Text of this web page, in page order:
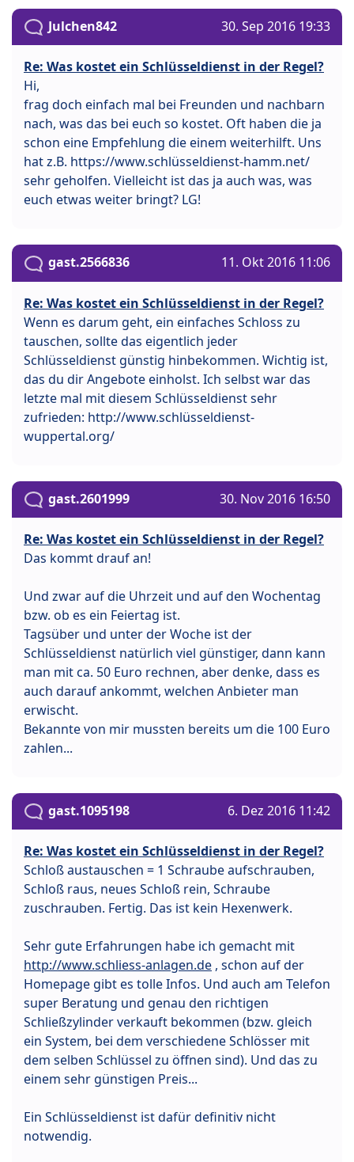
Julchen842 30. Sep 2016 19:33
Re: Was kostet ein Schlüsseldienst in der Regel?
Hi,
frag doch einfach mal bei Freunden und nachbarn
nach, was das bei euch so kostet. Oft haben die ja
schon eine Empfehlung die einem weiterhilft. Uns
hat z.B. https://www.schlüsseldienst-hamm.net/
sehr geholfen. Vielleicht ist das ja auch was, was
euch etwas weiter bringt? LG!
gast.2566836 11. Okt 2016 11:06
Re: Was kostet ein Schlüsseldienst in der Regel?
Wenn es darum geht, ein einfaches Schloss zu
tauschen, sollte das eigentlich jeder
Schlüsseldienst günstig hinbekommen. Wichtig ist,
das du dir Angebote einholst. Ich selbst war das
letzte mal mit diesem Schlüsseldienst sehr
zufrieden: http://www.schlüsseldienst-
wuppertal.org/
gast.2601999 30. Nov 2016 16:50
Re: Was kostet ein Schlüsseldienst in der Regel?
Das kommt drauf an!
Und zwar auf die Uhrzeit und auf den Wochentag
bzw. ob es ein Feiertag ist.
Tagsüber und unter der Woche ist der
Schlüsseldienst natürlich viel günstiger, dann kann
man mit ca. 50 Euro rechnen, aber denke, dass es
auch darauf ankommt, welchen Anbieter man
erwischt.
Bekannte von mir mussten bereits um die 100 Euro
zahlen...
gast.1095198 6. Dez 2016 11:42
Re: Was kostet ein Schlüsseldienst in der Regel?
Schloß austauschen = 1 Schraube aufschrauben,
Schloß raus, neues Schloß rein, Schraube
zuschrauben. Fertig. Das ist kein Hexenwerk.
Sehr gute Erfahrungen habe ich gemacht mit
http://www.schliess-anlagen.de , schon auf der
Homepage gibt es tolle Infos. Und auch am Telefon
super Beratung und genau den richtigen
Schließzylinder verkauft bekommen (bzw. gleich
ein System, bei dem verschiedene Schlösser mit
dem selben Schlüssel zu öffnen sind). Und das zu
einem sehr günstigen Preis...
Ein Schlüsseldienst ist dafür definitiv nicht
notwendig.